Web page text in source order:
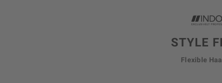
STYLE
Flexible